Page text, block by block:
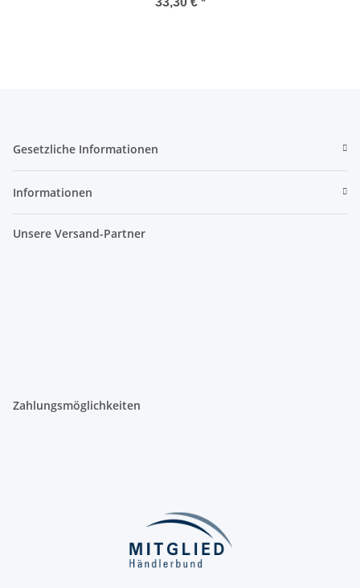
Gesetzliche Informationen
Informationen
Unsere Versand-Partner
Zahlungsmöglichkeiten